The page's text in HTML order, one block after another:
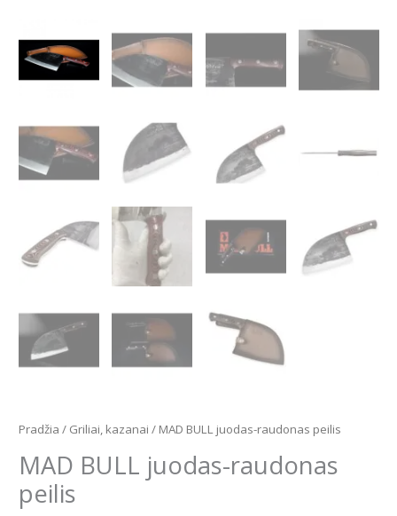
Pradžia / Griliai, kazanai / MAD BULL juodas-raudonas peilis
MAD BULL juodas-raudonas
peilis